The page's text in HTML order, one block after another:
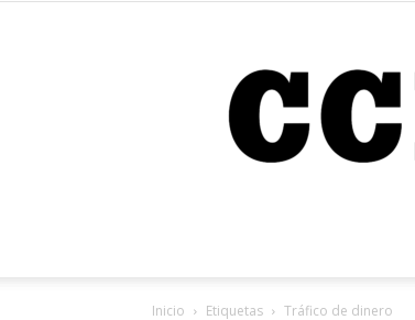
Inicio Etiquetas Tráfico de dinero